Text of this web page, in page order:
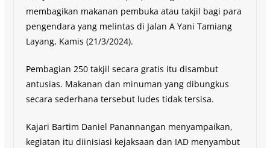
membagikan makanan pembuka atau takjil bagi para
pengendara yang melintas di Jalan A Yani Tamiang
Layang, Kamis (21/3/2024).
Pembagian 250 takjil secara gratis itu disambut
antusias. Makanan dan minuman yang dibungkus
secara sederhana tersebut ludes tidak tersisa.
Kajari Bartim Daniel Panannangan menyampaikan,
kegiatan itu diinisiasi kejaksaan dan IAD menyambut